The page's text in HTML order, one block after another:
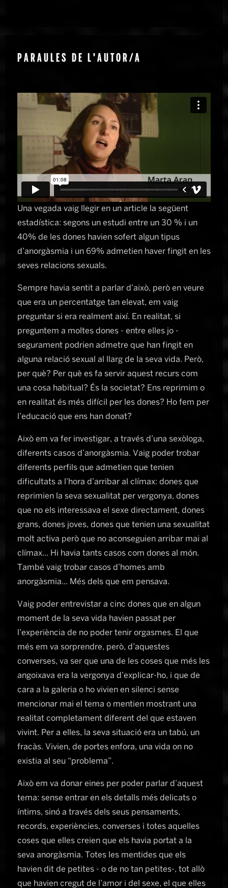
PARAULES DE L'AUTOR/A
Una vegada vaig llegir en un article la següent
estadística: segons un estudi entre un 30 % i un
40% de les dones havien sofert algun tipus
d’anorgàsmia i un 69% admetien haver fingit en les
seves relacions sexuals.
Sempre havia sentit a parlar d’això, però en veure
que era un percentatge tan elevat, em vaig
preguntar si era realment així. En realitat, si
preguntem a moltes dones - entre elles jo -
segurament podrien admetre que han fingit en
alguna relació sexual al llarg de la seva vida. Però,
per què? Per què es fa servir aquest recurs com
una cosa habitual? És la societat? Ens reprimim o
en realitat és més difícil per les dones? Ho fem per
l’educació que ens han donat?
Això em va fer investigar, a través d’una sexòloga,
diferents casos d’anorgàsmia. Vaig poder trobar
diferents perfils que admetien que tenien
dificultats a l’hora d’arribar al clímax: dones que
reprimien la seva sexualitat per vergonya, dones
que no els interessava el sexe directament, dones
grans, dones joves, dones que tenien una sexualitat
molt activa però que no aconseguien arribar mai al
clímax... Hi havia tants casos com dones al món.
També vaig trobar casos d’homes amb
anorgàsmia... Més dels que em pensava.
Vaig poder entrevistar a cinc dones que en algun
moment de la seva vida havien passat per
l’experiència de no poder tenir orgasmes. El que
més em va sorprendre, però, d’aquestes
converses, va ser que una de les coses que més les
angoixava era la vergonya d’explicar-ho, i que de
cara a la galeria o ho vivien en silenci sense
mencionar mai el tema o mentien mostrant una
realitat completament diferent del que estaven
vivint. Per a elles, la seva situació era un tabú, un
fracàs. Vivien, de portes enfora, una vida on no
existia al seu “problema”.
Això em va donar eines per poder parlar d’aquest
tema: sense entrar en els detalls més delicats o
íntims, sinó a través dels seus pensaments,
records, experiències, converses i totes aquelles
coses que elles creien que els havia portat a la
seva anorgàsmia. Totes les mentides que els
havien dit de petites - o de no tan petites-, tot allò
que havien cregut de l’amor i del sexe, el que elles